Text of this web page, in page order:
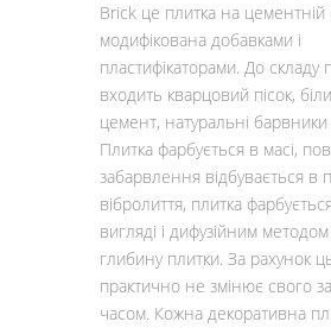
Brick це плитка на цементній
модифікована добавками і
пластифікаторами. До складу
входить кварцовий пісок,
цемент, натуральні барвники
Плитка фарбується в масі,
забарвлення відбувається в
вібролиття, плитка
вигляді і дифузійним
глибину плитки. За рахунок
практично не змінює свого
часом. Кожна декоративна